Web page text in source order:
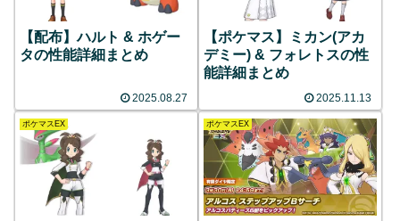
【配布】ハルト & ホゲー
タの性能詳細まとめ
2025.08.27
【ポケマス】ミカン(アカ
デミー) & フォレトスの性
能詳細まとめ
2025.11.13
ポケマスEX ポケマスEX